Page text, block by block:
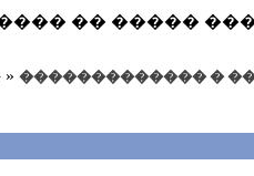
���� �� �����
» ������������� �